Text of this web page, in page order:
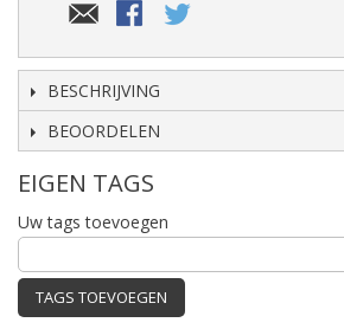
BESCHRIJVING
BEOORDELEN
EIGEN TAGS
Uw tags toevoegen
TAGS TOEVOEGEN